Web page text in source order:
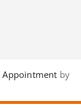
Appointment by